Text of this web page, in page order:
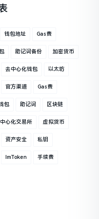
钱包地址 Gas费
助记词备份 加密货币
去中心化钱包 以太坊
官方渠道 Gas费
包 助记词 区块链
心化交易所 虚拟货币
资产安全 私钥
ImToken 手续费